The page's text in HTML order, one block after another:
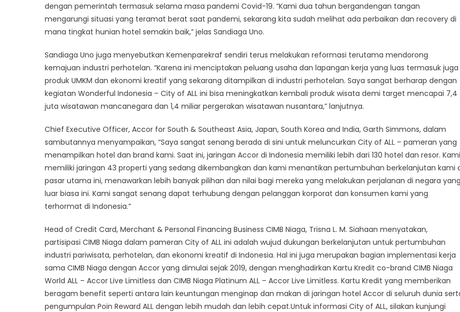
dengan pemerintah termasuk selama masa pandemi Covid-19. “Kami dua tahun bergandengan tangan
mengarungi situasi yang teramat berat saat pandemi, sekarang kita sudah melihat ada perbaikan dan recovery di
mana tingkat hunian hotel semakin baik,” jelas Sandiaga Uno.
Sandiaga Uno juga menyebutkan Kemenparekraf sendiri terus melakukan reformasi terutama mendorong
kemajuan industri perhotelan. “Karena ini menciptakan peluang usaha dan lapangan kerja yang luas termasuk juga
produk UMKM dan ekonomi kreatif yang sekarang ditampilkan di industri perhotelan. Saya sangat berharap dengan
kegiatan Wonderful Indonesia – City of ALL ini bisa meningkatkan kembali produk wisata demi target mencapai 7,4
juta wisatawan mancanegara dan 1,4 miliar pergerakan wisatawan nusantara,” lanjutnya.
Chief Executive Officer, Accor for South & Southeast Asia, Japan, South Korea and India, Garth Simmons, dalam
sambutannya menyampaikan, “Saya sangat senang berada di sini untuk meluncurkan City of ALL – pameran yang
menampilkan hotel dan brand kami. Saat ini, jaringan Accor di Indonesia memiliki lebih dari 130 hotel dan resor. Kami
memiliki jaringan 43 properti yang sedang dikembangkan dan kami menantikan pertumbuhan berkelanjutan kami
pasar utama ini, menawarkan lebih banyak pilihan dan nilai bagi mereka yang melakukan perjalanan di negara yang
luar biasa ini. Kami sangat senang dapat terhubung dengan pelanggan korporat dan konsumen kami yang
terhormat di Indonesia.”
Head of Credit Card, Merchant & Personal Financing Business CIMB Niaga, Trisna L. M. Siahaan menyatakan,
partisipasi CIMB Niaga dalam pameran City of ALL ini adalah wujud dukungan berkelanjutan untuk pertumbuhan
industri pariwisata, perhotelan, dan ekonomi kreatif di Indonesia. Hal ini juga merupakan bagian implementasi kerja
sama CIMB Niaga dengan Accor yang dimulai sejak 2019, dengan menghadirkan Kartu Kredit co-brand CIMB Niaga
World ALL – Accor Live Limitless dan CIMB Niaga Platinum ALL – Accor Live Limitless. Kartu Kredit yang memberikan
beragam benefit seperti antara lain keuntungan menginap dan makan di jaringan hotel Accor di seluruh dunia
pengumpulan Poin Reward ALL dengan lebih mudah dan lebih cepat.Untuk informasi City of ALL, silakan kunjungi